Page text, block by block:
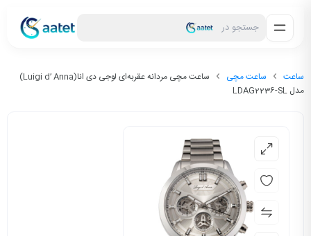
جستجو در
ساعت ساعت مچی
ساعت مچی مردانه عقربه‌ای لوجی دی انا(Luigi d’ Anna)
مدل LDAG2236-SL